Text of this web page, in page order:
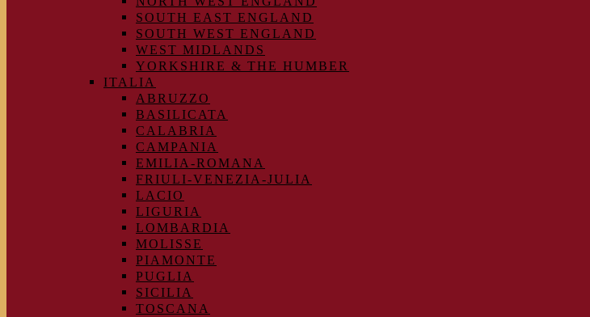
SOUTH EAST ENGLAND
SOUTH WEST ENGLAND
WEST MIDLANDS
YORKSHIRE & THE HUMBER
ITALIA
ABRUZZO
BASILICATA
CALABRIA
CAMPANIA
EMILIA-ROMANA
FRIULI-VENEZIA-JULIA
LACIO
LIGURIA
LOMBARDIA
MOLISSE
PIAMONTE
PUGLIA
SICILIA
TOSCANA